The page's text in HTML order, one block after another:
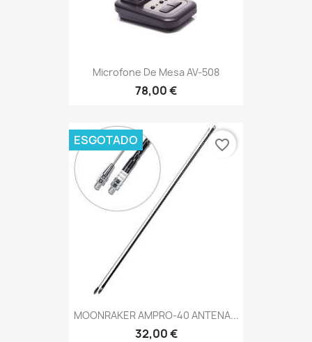
Microfone De Mesa AV-508
78,00 €
MOONRAKER AMPRO-40 ANTENA...
32,00 €
ESGOTADO favorite_border